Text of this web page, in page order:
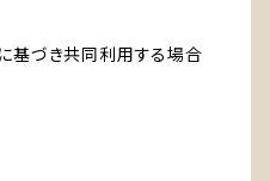
基づき共同利用する場合